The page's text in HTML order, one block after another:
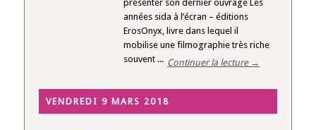
présenter son dernier ouvrage Les
années sida à l’écran – éditions
ErosOnyx, livre dans lequel il
mobilise une filmographie très riche
souvent ... Continuer la lecture →
VENDREDI 9 MARS 2018